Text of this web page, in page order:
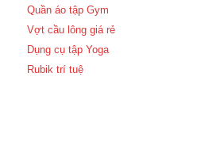
Quần áo tập Gym
Vợt cầu lông giá rẻ
Dụng cụ tập Yoga
Rubik trí tuệ